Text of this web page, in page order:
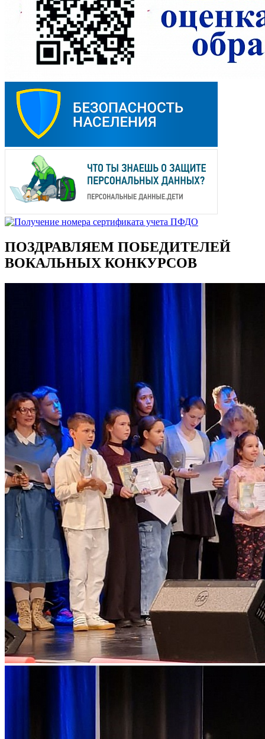
ПОЗДРАВЛЯЕМ ПОБЕДИТЕЛЕЙ
ВОКАЛЬНЫХ КОНКУРСОВ